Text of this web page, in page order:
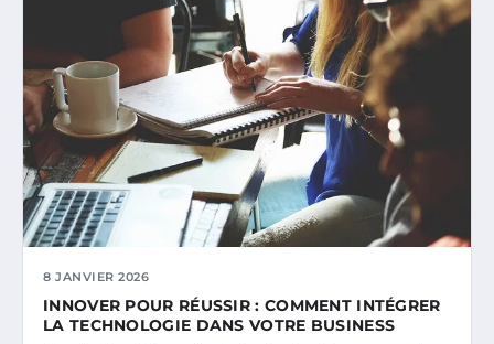
8 JANVIER 2026
INNOVER POUR RÉUSSIR : COMMENT INTÉGRER
LA TECHNOLOGIE DANS VOTRE BUSINESS